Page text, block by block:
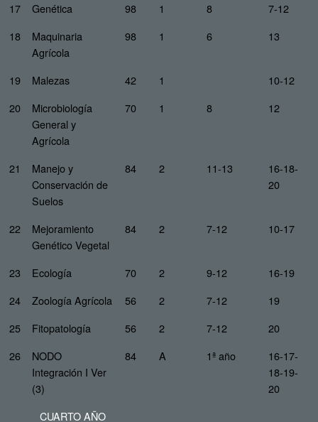
17
Genética 98 1 8
7-12
18
Maquinaria
Agrícola
98 1 6 13
19 Malezas 42 1
10-12
20
Microbiología
General y
Agrícola
70 1 8 12
21
Manejo y
Conservación de
Suelos
84 2 11-13
16-18-
20
22
Mejoramiento
Genético Vegetal
84 2 7-12 10-17
23 Ecología 70 2 9-12
16-19
24
Zoología Agrícola 56 2 7-12
19
25
Fitopatología 56 2 7-12
20
26
NODO
Integración I Ver
(3)
84 A 1ª año
16-17-
18-19-
20
CUARTO AÑO